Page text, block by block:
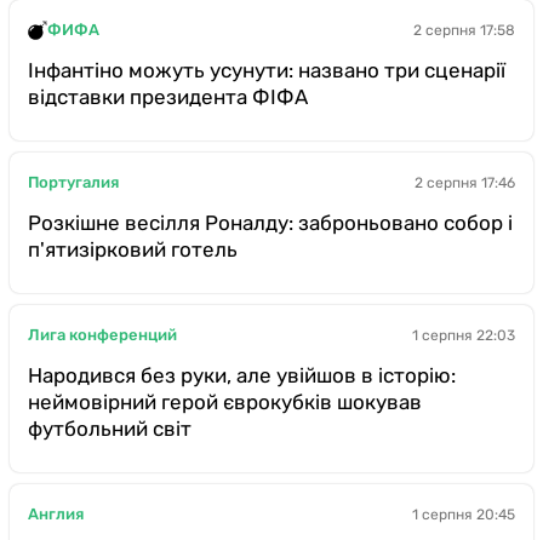
ФИФА 2 серпня 17:58
Інфантіно можуть усунути: названо три сценарії
відставки президента ФІФА
Португалия 2 серпня 17:46
Розкішне весілля Роналду: заброньовано собор і
п'ятизірковий готель
Лига конференций 1 серпня 22:03
Народився без руки, але увійшов в історію:
неймовірний герой єврокубків шокував
футбольний світ
Англия 1 серпня 20:45